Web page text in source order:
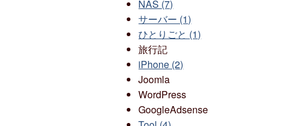
NAS (7)
サーバー (1)
ひとりごと (1)
旅行記
iPhone (2)
Joomla
WordPress
GoogleAdsense